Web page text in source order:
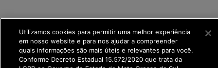
Transformação Digital
get_footer();
Utilizamos cookies para permitir uma melhor experiência
em nosso website e para nos ajudar a compreender
quais informações são mais úteis e relevantes para você.
Conforme Decreto Estadual 15.572/2020 que trata da